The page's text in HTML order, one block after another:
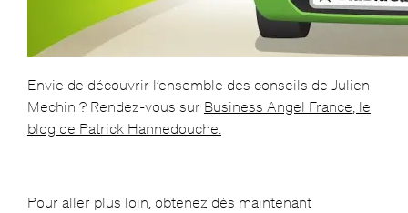
Envie de découvrir l’ensemble des conseils de Julien
Mechin ? Rendez-vous sur Business Angel France, le
blog de Patrick Hannedouche.
Pour aller plus loin, obtenez dès maintenant